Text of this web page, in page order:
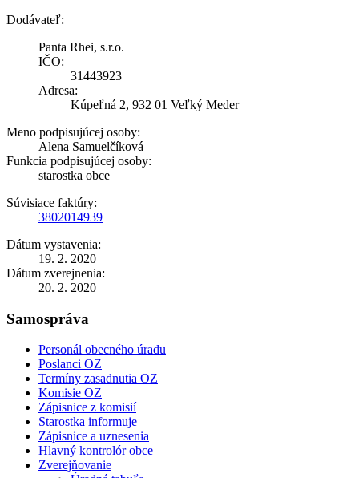
Dodávateľ:
Panta Rhei, s.r.o.
IČO:
31443923
Adresa:
Kúpeľná 2, 932 01 Veľký Meder
Meno podpisujúcej osoby:
Alena Samuelčíková
Funkcia podpisujúcej osoby:
starostka obce
Súvisiace faktúry:
3802014939
Dátum vystavenia:
19. 2. 2020
Dátum zverejnenia:
20. 2. 2020
Samospráva
Personál obecného úradu
Poslanci OZ
Termíny zasadnutia OZ
Komisie OZ
Zápisnice z komisií
Starostka informuje
Zápisnice a uznesenia
Hlavný kontrolór obce
Zverejňovanie